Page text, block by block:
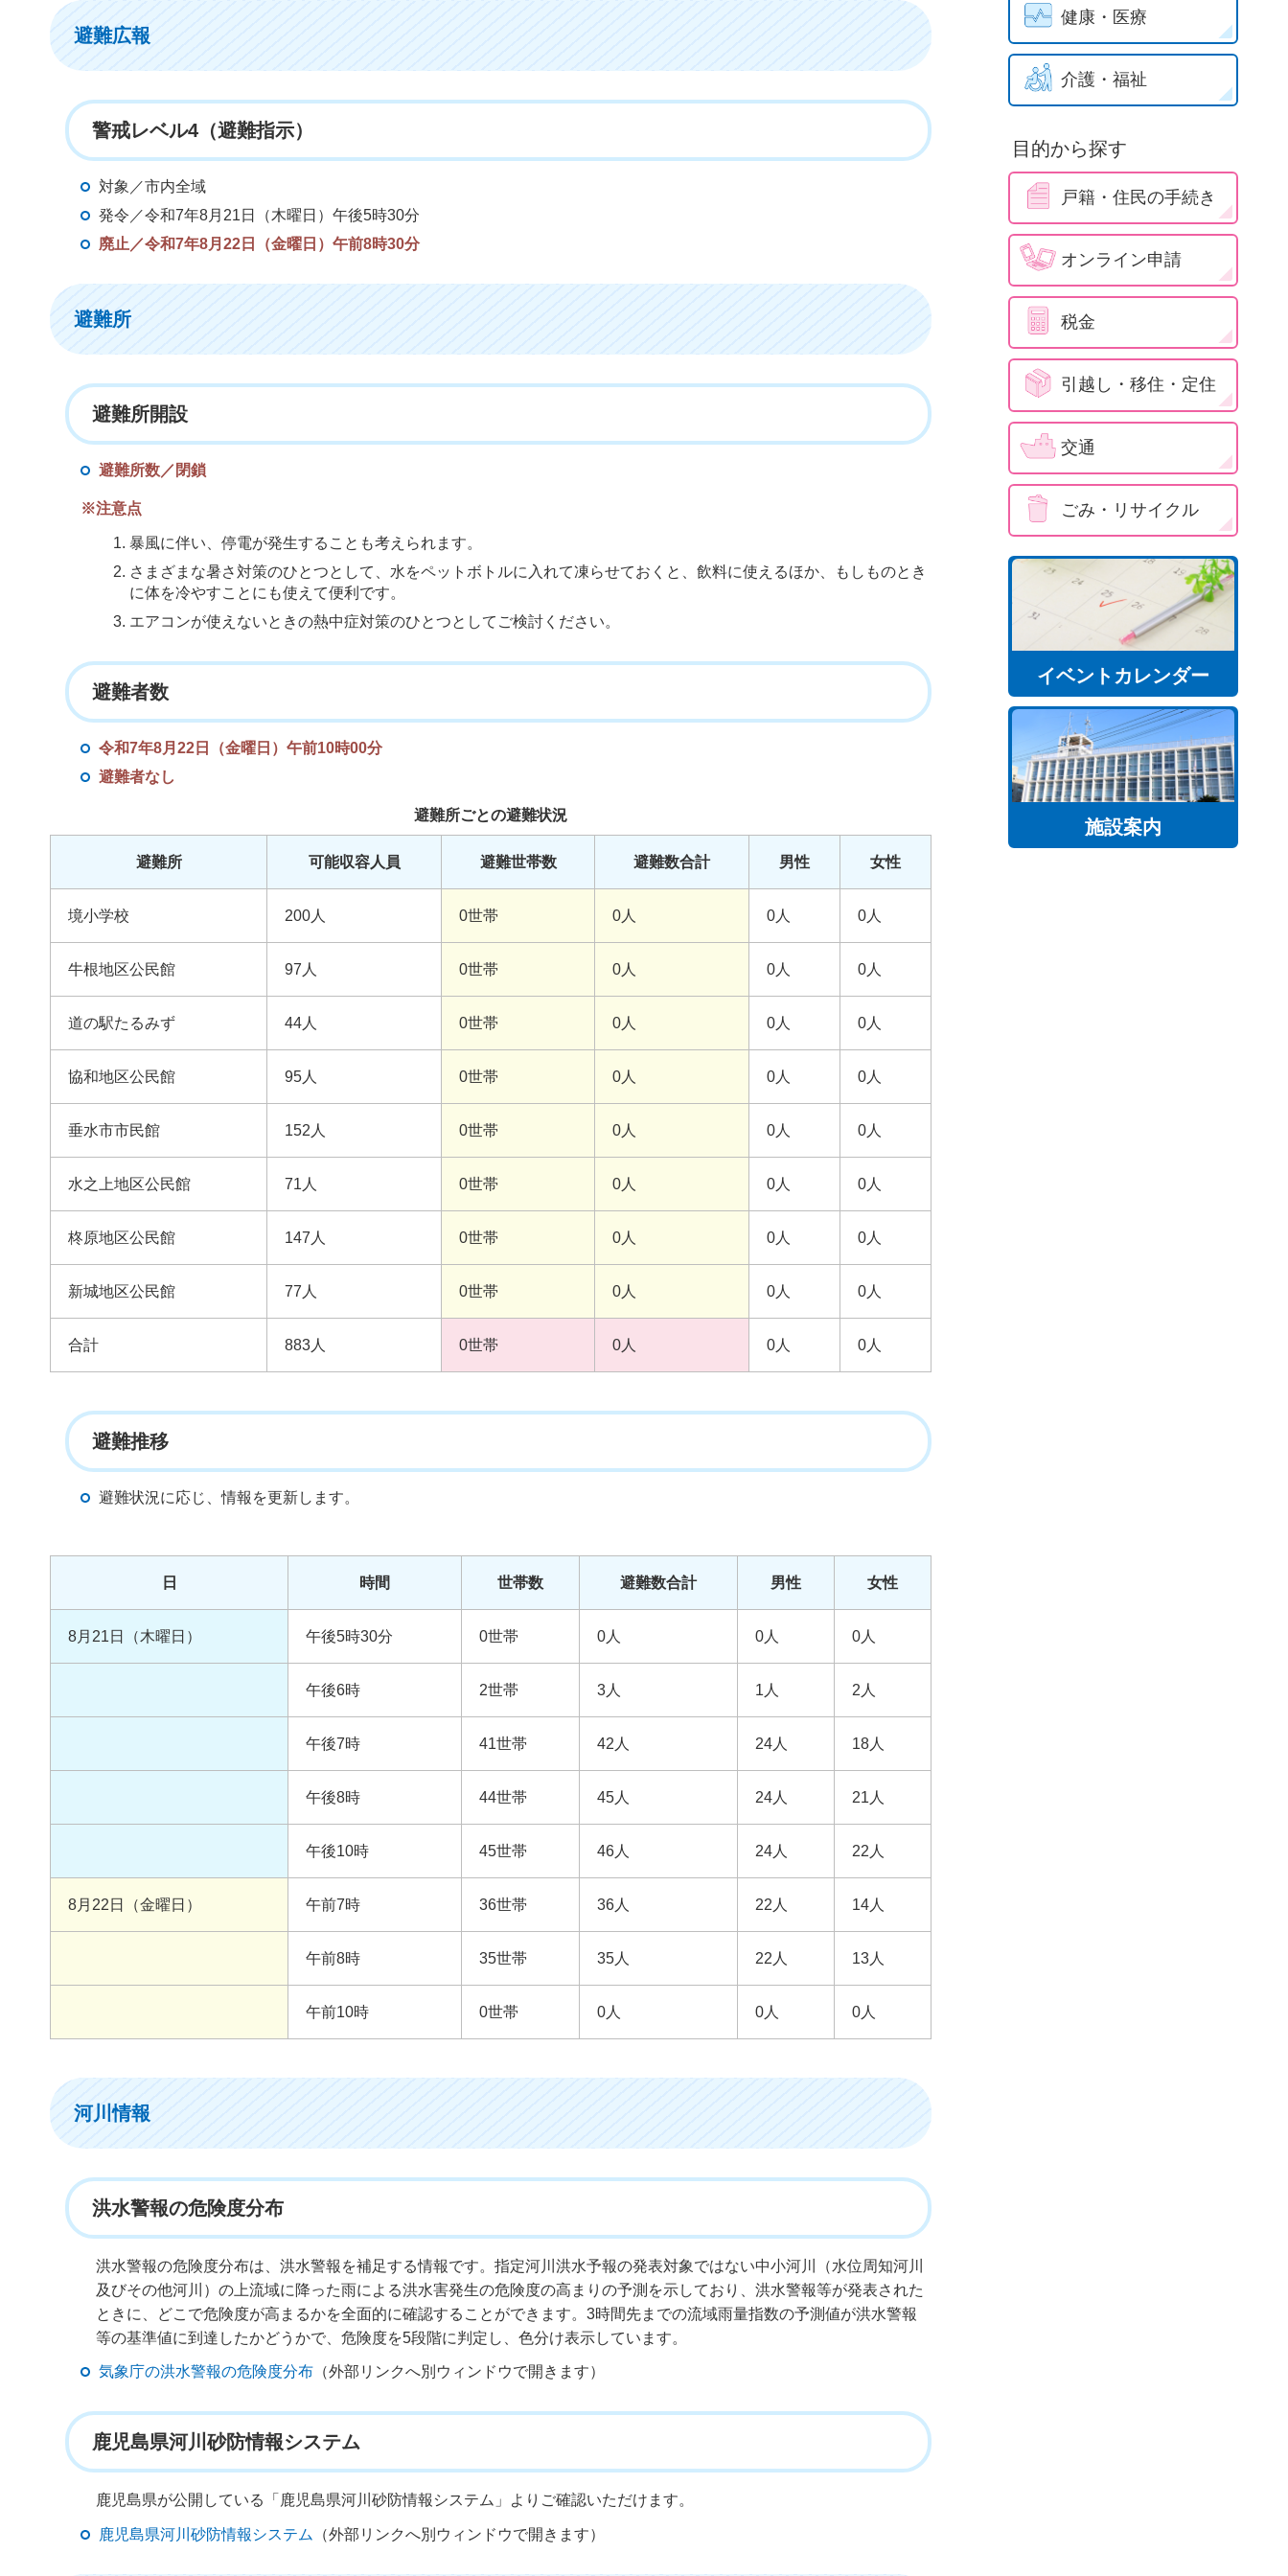
避難広報
警戒レベル4（避難指示）
対象／市内全域
発令／令和7年8月21日（木曜日）午後5時30分
廃止／令和7年8月22日（金曜日）午前8時30分
避難所
避難所開設
避難所数／閉鎖
※注意点
暴風に伴い、停電が発生することも考えられます。
さまざまな暑さ対策のひとつとして、水をペットボトルに入れて凍らせておくと、飲料に使えるほか、もしものとき
に体を冷やすことにも使えて便利です。
エアコンが使えないときの熱中症対策のひとつとしてご検討ください。
避難者数
令和7年8月22日（金曜日）午前10時00分
避難者なし
避難所ごとの避難状況
避難所 可能収容人員 避難世帯数 避難数合計 男性 女性
境小学校 200人 0世帯 0人 0人 0人
牛根地区公民館 97人 0世帯 0人 0人 0人
道の駅たるみず 44人 0世帯 0人 0人 0人
協和地区公民館 95人 0世帯 0人 0人 0人
垂水市市民館 152人 0世帯 0人 0人 0人
水之上地区公民館 71人 0世帯 0人 0人 0人
柊原地区公民館 147人 0世帯 0人 0人 0人
新城地区公民館 77人 0世帯 0人 0人 0人
合計 883人 0世帯 0人 0人 0人
避難推移
避難状況に応じ、情報を更新します。
日 時間 世帯数 避難数合計 男性 女性
8月21日（木曜日） 午後5時30分 0世帯 0人 0人 0人
午後6時 2世帯 3人 1人 2人
午後7時 41世帯 42人 24人 18人
午後8時 44世帯 45人 24人 21人
午後10時 45世帯 46人 24人 22人
8月22日（金曜日） 午前7時 36世帯 36人 22人 14人
午前8時 35世帯 35人 22人 13人
午前10時 0世帯 0人 0人 0人
河川情報
洪水警報の危険度分布
洪水警報の危険度分布は、洪水警報を補足する情報です。指定河川洪水予報の発表対象ではない中小河川（水位周知河川
及びその他河川）の上流域に降った雨による洪水害発生の危険度の高まりの予測を示しており、洪水警報等が発表された
ときに、どこで危険度が高まるかを全面的に確認することができます。3時間先までの流域雨量指数の予測値が洪水警報
等の基準値に到達したかどうかで、危険度を5段階に判定し、色分け表示しています。
気象庁の洪水警報の危険度分布 （外部リンクへ別ウィンドウで開きます）
鹿児島県河川砂防情報システム
鹿児島県が公開している「鹿児島県河川砂防情報システム」よりご確認いただけます。
鹿児島県河川砂防情報システム （外部リンクへ別ウィンドウで開きます）
健康・医療
介護・福祉
目的から探す
戸籍・住民の手続き
オンライン申請
税金
引越し・移住・定住
交通
ごみ・リサイクル
イベントカレンダー
施設案内